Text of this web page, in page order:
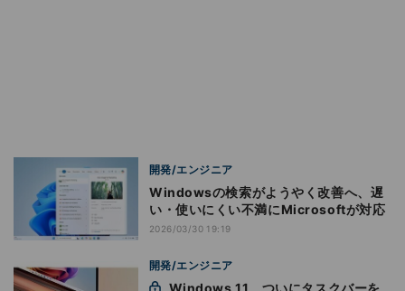
開発/エンジニア
Windowsの検索がようやく改善へ、遅
い・使いにくい不満にMicrosoftが対応
2026/03/30 19:19
開発/エンジニア